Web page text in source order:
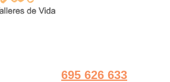
695 626 633